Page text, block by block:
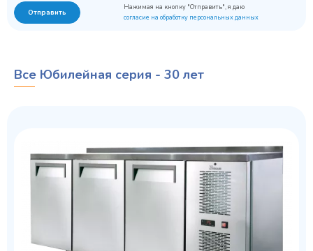
Отправить
Нажимая на кнопку "Отправить", я даю
согласие на обработку персональных данных
Все Юбилейная серия - 30 лет